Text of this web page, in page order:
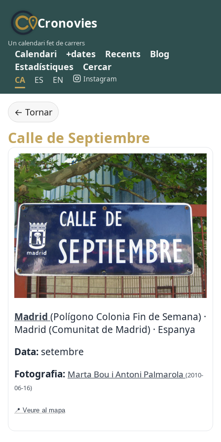
Cronovies
Un calendari fet de carrers
Calendari +dates Recents
Blog
Estadístiques
Cercar
CA ES EN Instagram
← Tornar
Calle de Septiembre
Madrid (Polígono Colonia Fin de Semana) ·
Madrid (Comunitat de Madrid) · Espanya
Data: setembre
Fotografia: Marta Bou i Antoni Palmarola (2010-
06-16)
📍 Veure al mapa